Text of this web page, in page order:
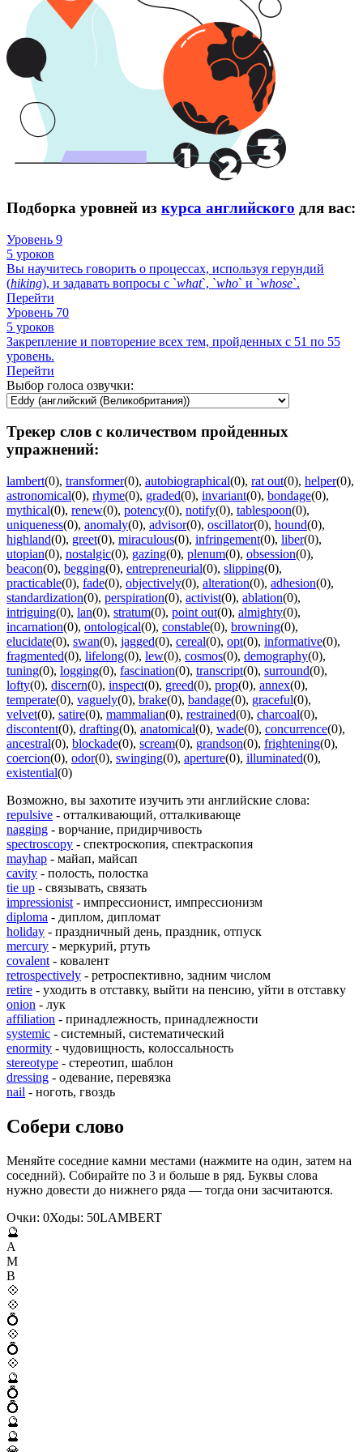
Подборка уровней из курса английского для вас:
Уровень 9
5 уроков
Вы научитесь говорить о процессах, используя герундий
(hiking), и задавать вопросы с `what`, `who` и `whose`.
Перейти
Уровень 70
5 уроков
Закрепление и повторение всех тем, пройденных с 51 по 55
уровень.
Перейти
Выбор голоса озвучки:
Трекер слов с количеством пройденных
упражнений:
lambert(0), transformer(0), autobiographical(0), rat out(0), helper(0),
astronomical(0), rhyme(0), graded(0), invariant(0), bondage(0),
mythical(0), renew(0), potency(0), notify(0), tablespoon(0),
uniqueness(0), anomaly(0), advisor(0), oscillator(0), hound(0),
highland(0), greet(0), miraculous(0), infringement(0), liber(0),
utopian(0), nostalgic(0), gazing(0), plenum(0), obsession(0),
beacon(0), begging(0), entrepreneurial(0), slipping(0),
practicable(0), fade(0), objectively(0), alteration(0), adhesion(0),
standardization(0), perspiration(0), activist(0), ablation(0),
intriguing(0), lan(0), stratum(0), point out(0), almighty(0),
incarnation(0), ontological(0), constable(0), browning(0),
elucidate(0), swan(0), jagged(0), cereal(0), opt(0), informative(0),
fragmented(0), lifelong(0), lew(0), cosmos(0), demography(0),
tuning(0), logging(0), fascination(0), transcript(0), surround(0),
lofty(0), discern(0), inspect(0), greed(0), prop(0), annex(0),
temperate(0), vaguely(0), brake(0), bandage(0), graceful(0),
velvet(0), satire(0), mammalian(0), restrained(0), charcoal(0),
discontent(0), drafting(0), anatomical(0), wade(0), concurrence(0),
ancestral(0), blockade(0), scream(0), grandson(0), frightening(0),
coercion(0), odor(0), swinging(0), aperture(0), illuminated(0),
existential(0)
Возможно, вы захотите изучить эти английские слова:
repulsive - отталкивающий, отталкивающе
nagging - ворчание, придирчивость
spectroscopy - спектроскопия, спектраскопия
mayhap - майап, майсап
cavity - полость, полостка
tie up - связывать, связать
impressionist - импрессионист, импрессионизм
diploma - диплом, дипломат
holiday - праздничный день, праздник, отпуск
mercury - меркурий, ртуть
covalent - ковалент
retrospectively - ретроспективно, задним числом
retire - уходить в отставку, выйти на пенсию, уйти в отставку
onion - лук
affiliation - принадлежность, принадлежности
systemic - системный, систематический
enormity - чудовищность, колоссальность
stereotype - стереотип, шаблон
dressing - одевание, перевязка
nail - ноготь, гвоздь
Собери слово
Меняйте соседние камни местами (нажмите на один, затем на
соседний). Собирайте по 3 и больше в ряд. Буквы слова
нужно довести до нижнего ряда — тогда они засчитаются.
Очки: 0Ходы: 50LAMBERT
🔮
A
M
B
💠
💠
💍
💠
💍
💠
🔮
💍
💍
🔮
🔮